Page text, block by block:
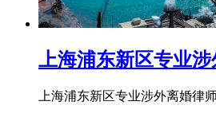
上海浦东新区专业
上海浦东新区专业涉外离婚律